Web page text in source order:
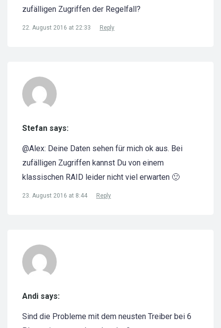
zufälligen Zugriffen der Regelfall?
22. August 2016 at 22:33 Reply
Stefan says:
@Alex: Deine Daten sehen für mich ok aus. Bei
zufälligen Zugriffen kannst Du von einem
klassischen RAID leider nicht viel erwarten 🙂
23. August 2016 at 8:44 Reply
Andi says:
Sind die Probleme mit dem neusten Treiber bei 6